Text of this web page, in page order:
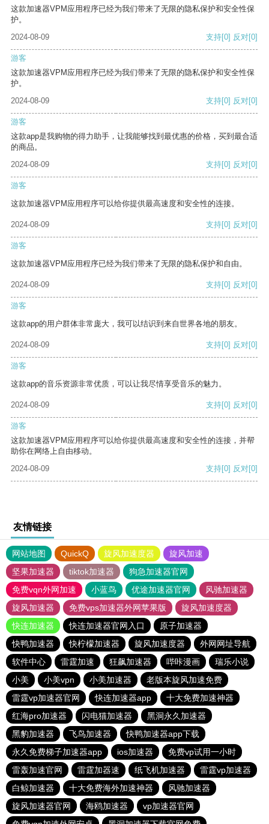
这款加速器VPM应用程序已经为我们带来了无限的隐私保护和安全性保
护。
2024-08-09
支持[0] 反对[0]
游客
这款加速器VPM应用程序已经为我们带来了无限的隐私保护和安全性保
护。
2024-08-09
支持[0] 反对[0]
游客
这款app是我购物的得力助手，让我能够找到最优惠的价格，买到最合适
的商品。
2024-08-09
支持[0] 反对[0]
游客
这款加速器VPM应用程序可以给你提供最高速度和安全性的连接。
2024-08-09 支持[0] 反对[0]
游客
这款加速器VPM应用程序已经为我们带来了无限的隐私保护和自由。
2024-08-09 支持[0] 反对[0]
游客
这款app的用户群体非常庞大，我可以结识到来自世界各地的朋友。
2024-08-09 支持[0] 反对[0]
游客
这款app的音乐资源非常优质，可以让我尽情享受音乐的魅力。
2024-08-09 支持[0] 反对[0]
游客
这款加速器VPM应用程序可以给你提供最高速度和安全性的连接，并帮
助你在网络上自由移动。
2024-08-09
支持[0] 反对[0]
友情链接
网站地图 QuickQ 旋风加速度器
旋风加速
坚果加速器
tiktok加速器
狗急加速器官网
免费vqn外网加速
小蓝鸟 优途加速器官网
风驰加速器
旋风加速器
免费vps加速器外网苹果版
旋风加速度器
快连加速器
快连加速器官网入口
原子加速器
快鸭加速器
快柠檬加速器 旋风加速度器
外网网址导航
软件中心
雷霆加速 狂飙加速器 哔咔漫画
瑞乐小说
小美
小美vpn 小美加速器
老版本旋风加速免费
雷霆vp加速器官网
快连加速器app
十大免费加速神器
红海pro加速器
闪电猫加速器
黑洞永久加速器
黑豹加速器
飞鸟加速器
快鸭加速器app下载
永久免费梯子加速器app
ios加速器
免费vp试用一小时
雷轰加速官网
雷霆加器速 纸飞机加速器
雷霆vp加速器
白鲸加速器
十大免费海外加速神器
风驰加速器
旋风加速器官网
海鸥加速器
vp加速器官网